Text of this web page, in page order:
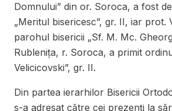
Domnului” din or. Soroca, a fost
„Meritul bisericesc”, gr. II, iar prot.
parohul bisericii „Sf. M. Mc.
Rublenița, r. Soroca, a primit
Velicicovski”, gr. II.
Din partea ierarhilor Bisericii
s-a adresat către cei prezenți la